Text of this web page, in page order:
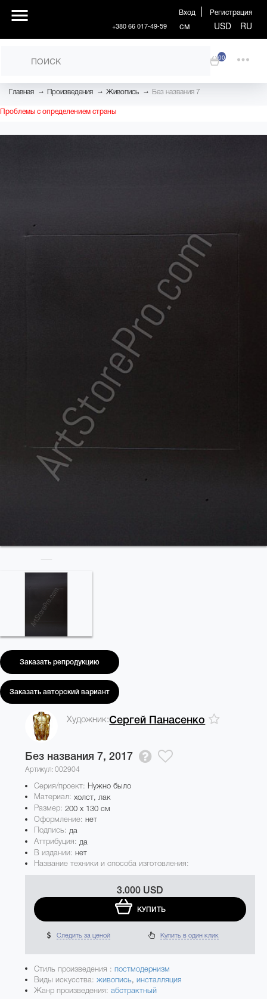
Вход Регистрация
+380 66 017-49-59 см USD RU
00
Главная → Произведения → Живопись → Без названия 7
Проблемы с определением страны
Заказать репродукцию
Заказать авторский вариант
Художник:Сергей Панасенко
Без названия 7, 2017
Артикул: 002904
Серия/проект: Нужно было
Материал: холст, лак
Размер: 200 x 130 см
Оформление:нет
Подпись: да
Аттрибуция: да
В издании:нет
Название техники и способа изготовления:
3.000 USD
КУПИТЬ
Следить за ценой Купить в один клик
Стиль произведения : постмодернизм
Виды искусства:живопись,инсталляция
Жанр произведения: абстрактный